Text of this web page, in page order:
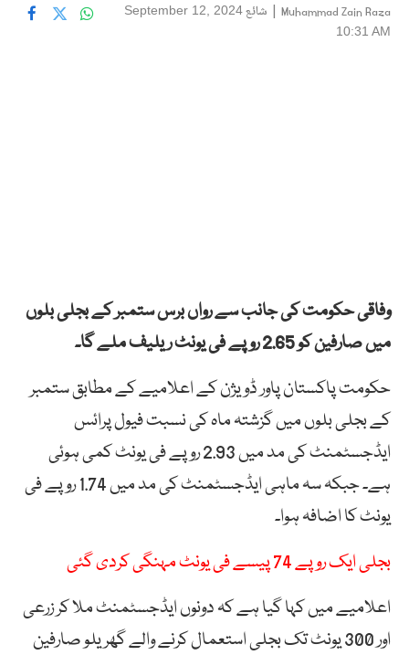
Muhammad Zain Raza
| شائعSeptember 12, 2024
10:31 AM
وفاقی حکومت کی جانب سے رواں برس ستمبر کے بجلی بلوں
میں صارفین کو 2.65 روپے فی یونٹ ریلیف ملے گا۔
حکومت پاکستان پاور ڈویژن کے اعلامیے کے مطابق ستمبر
کے بجلی بلوں میں گزشتہ ماہ کی نسبت فیول پرائس
ایڈجسٹمنٹ کی مد میں 2.93 روپے فی یونٹ کمی ہوئی
ہے۔ جبکہ سہ ماہی ایڈجسٹمنٹ کی مد میں 1.74 روپے فی
یونٹ کا اضافہ ہوا۔
بجلی ایک روپے 74 پیسے فی یونٹ مہنگی کردی گئی
اعلامیے میں کہا گیا ہے کہ دونوں ایڈجسٹمنٹ ملا کر زرعی
اور 300 یونٹ تک بجلی استعمال کرنے والے گھریلو صارفین